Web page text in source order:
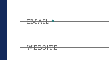
EMAIL*
WEBSITE